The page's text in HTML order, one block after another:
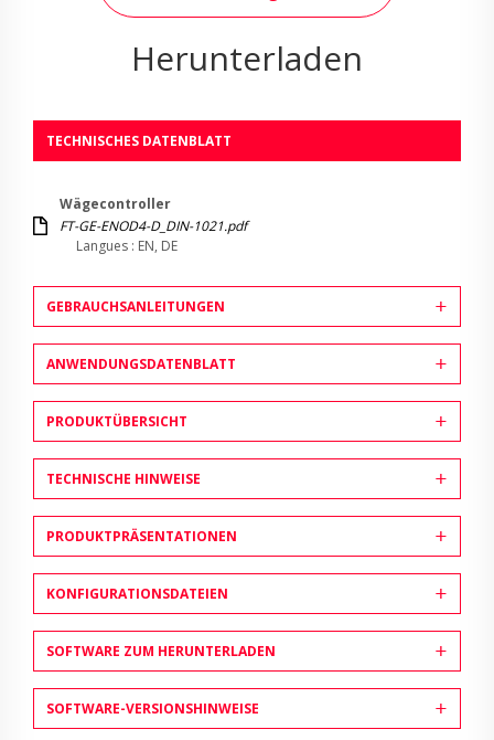
Herunterladen
TECHNISCHES DATENBLATT
Wägecontroller
FT-GE-ENOD4-D_DIN-1021.pdf
Langues : EN, DE
GEBRAUCHSANLEITUNGEN
ANWENDUNGSDATENBLATT
PRODUKTÜBERSICHT
TECHNISCHE HINWEISE
PRODUKTPRÄSENTATIONEN
KONFIGURATIONSDATEIEN
SOFTWARE ZUM HERUNTERLADEN
SOFTWARE-VERSIONSHINWEISE